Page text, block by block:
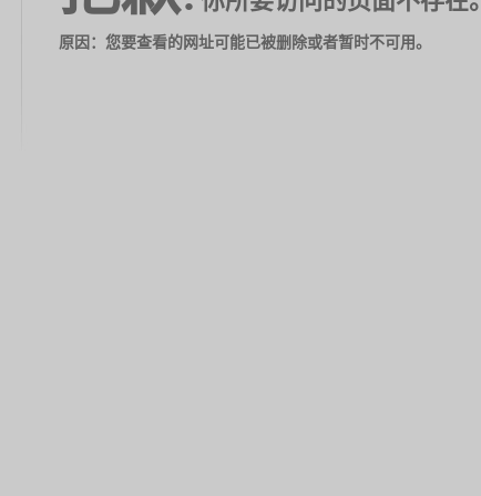
原因：您要查看的网址可能已被删除或者暂时不可用。